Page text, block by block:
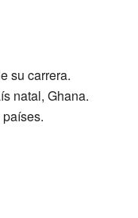
su carrera.
natal, Ghana.